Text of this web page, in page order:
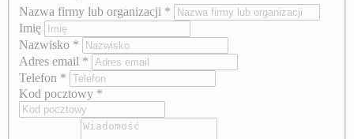
Nazwa firmy lub organizacji *
Imię
Nazwisko *
Adres email *
Telefon *
Kod pocztowy *